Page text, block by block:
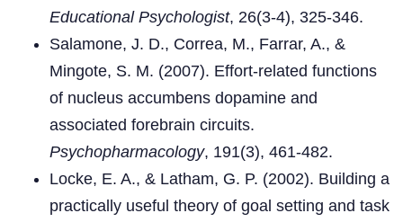
Educational Psychologist, 26(3-4), 325-346.
Salamone, J. D., Correa, M., Farrar, A., &
Mingote, S. M. (2007). Effort-related functions
of nucleus accumbens dopamine and
associated forebrain circuits.
Psychopharmacology, 191(3), 461-482.
Locke, E. A., & Latham, G. P. (2002). Building a
practically useful theory of goal setting and task